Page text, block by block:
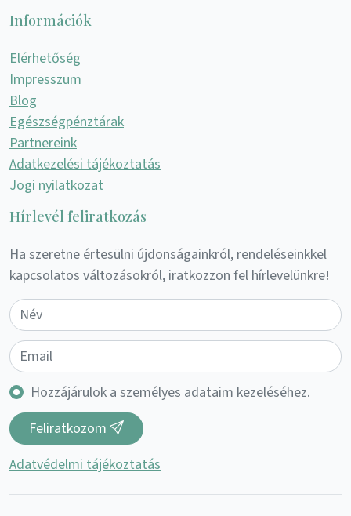
Információk
Elérhetőség
Impresszum
Blog
Egészségpénztárak
Partnereink
Adatkezelési tájékoztatás
Jogi nyilatkozat
Hírlevél feliratkozás
Ha szeretne értesülni újdonságainkról, rendeléseinkkel
kapcsolatos változásokról, iratkozzon fel hírlevelünkre!
Hozzájárulok a személyes adataim kezeléséhez.
Feliratkozom
Adatvédelmi tájékoztatás